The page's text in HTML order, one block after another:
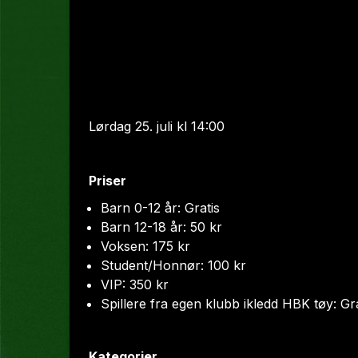
Lørdag 25. juli kl 14:00
Priser
Barn 0-12 år: Gratis
Barn 12-18 år: 50 kr
Voksen: 175 kr
Student/Honnør: 100 kr
VIP: 350 kr
Spillere fra egen klubb ikledd HBK tøy: